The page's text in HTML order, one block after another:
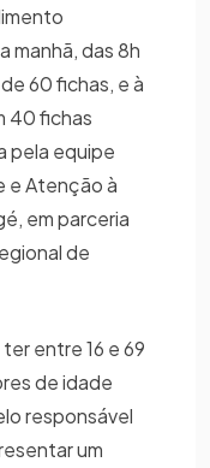
manhã, das 8h
60 fichas, e à
40 fichas
pela equipe
e Atenção à
em parceria
de
entre 16 e 69
de idade
responsável
um